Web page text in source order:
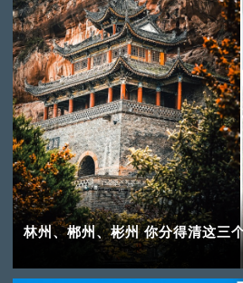
林州、郴州、彬州 你分得清这三